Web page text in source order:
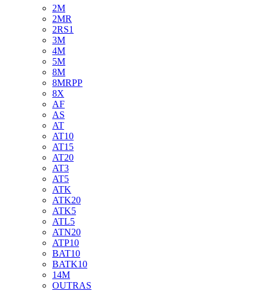
2M
2MR
2RS1
3M
4M
5M
8M
8MRPP
8X
AF
AS
AT
AT10
AT15
AT20
AT3
AT5
ATK
ATK20
ATK5
ATL5
ATN20
ATP10
BAT10
BATK10
14M
OUTRAS